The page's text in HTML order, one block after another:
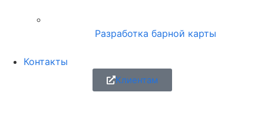
Разработка барной карты
Контакты
Клиентам